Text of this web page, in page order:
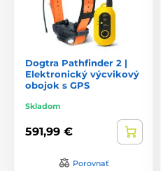
Dogtra Pathfinder 2 |
Elektronický výcvikový
obojok s GPS
Skladom
591,99 €
Porovnať